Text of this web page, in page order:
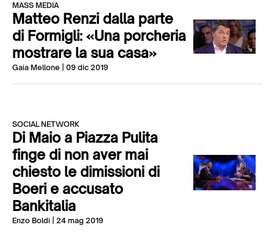
MASS MEDIA
Matteo Renzi dalla parte
di Formigli: «Una porcheria
mostrare la sua casa»
Gaia Mellone | 09 dic 2019
SOCIAL NETWORK
Di Maio a Piazza Pulita
finge di non aver mai
chiesto le dimissioni di
Boeri e accusato
Bankitalia
Enzo Boldi | 24 mag 2019